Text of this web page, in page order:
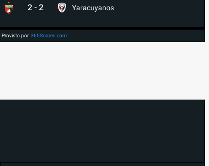
2 - 2 Yaracuyanos
Provisto por 365Scores.com